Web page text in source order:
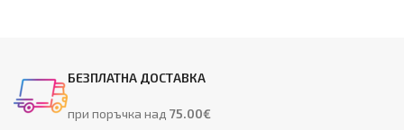
БЕЗПЛАТНА ДОСТАВКА
при поръчка над75.00€